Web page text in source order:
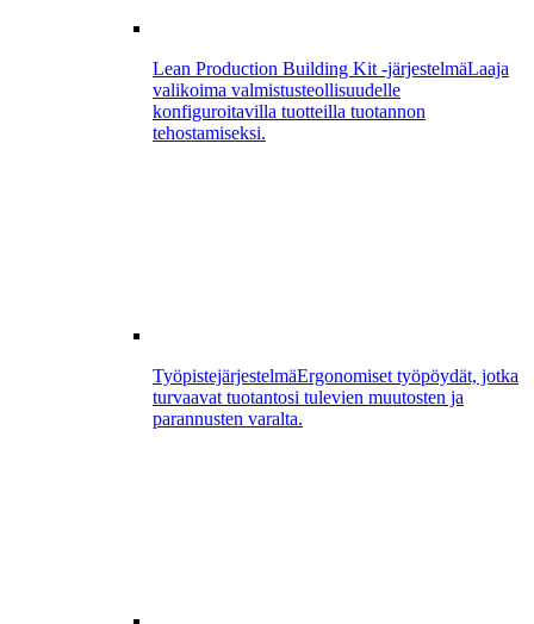
Lean Production Building Kit -järjestelmäLaaja
valikoima valmistusteollisuudelle
konfiguroitavilla tuotteilla tuotannon
tehostamiseksi.
TyöpistejärjestelmäErgonomiset työpöydät, jotka
turvaavat tuotantosi tulevien muutosten ja
parannusten varalta.